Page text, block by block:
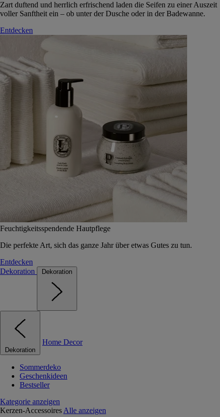
Zart duftend und herrlich erfrischend laden die Seifen zu einer Auszeit
voller Sanftheit ein – ob unter der Dusche oder in der Badewanne.
Entdecken
Feuchtigkeitsspendende Hautpflege
Die perfekte Art, sich das ganze Jahr über etwas Gutes zu tun.
Entdecken
Dekoration
Dekoration
Dekoration
Home Decor
Sommerdeko
Geschenkideen
Bestseller
Kategorie anzeigen
Kerzen-Accessoires Alle anzeigen